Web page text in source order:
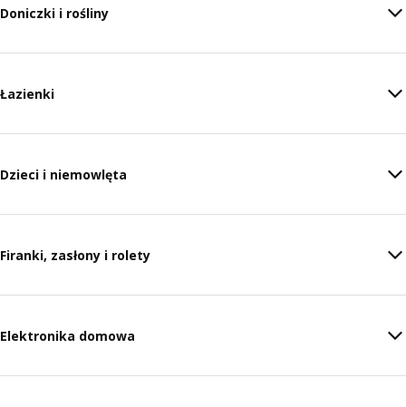
Doniczki i rośliny
Łazienki
Dzieci i niemowlęta
Firanki, zasłony i rolety
Elektronika domowa